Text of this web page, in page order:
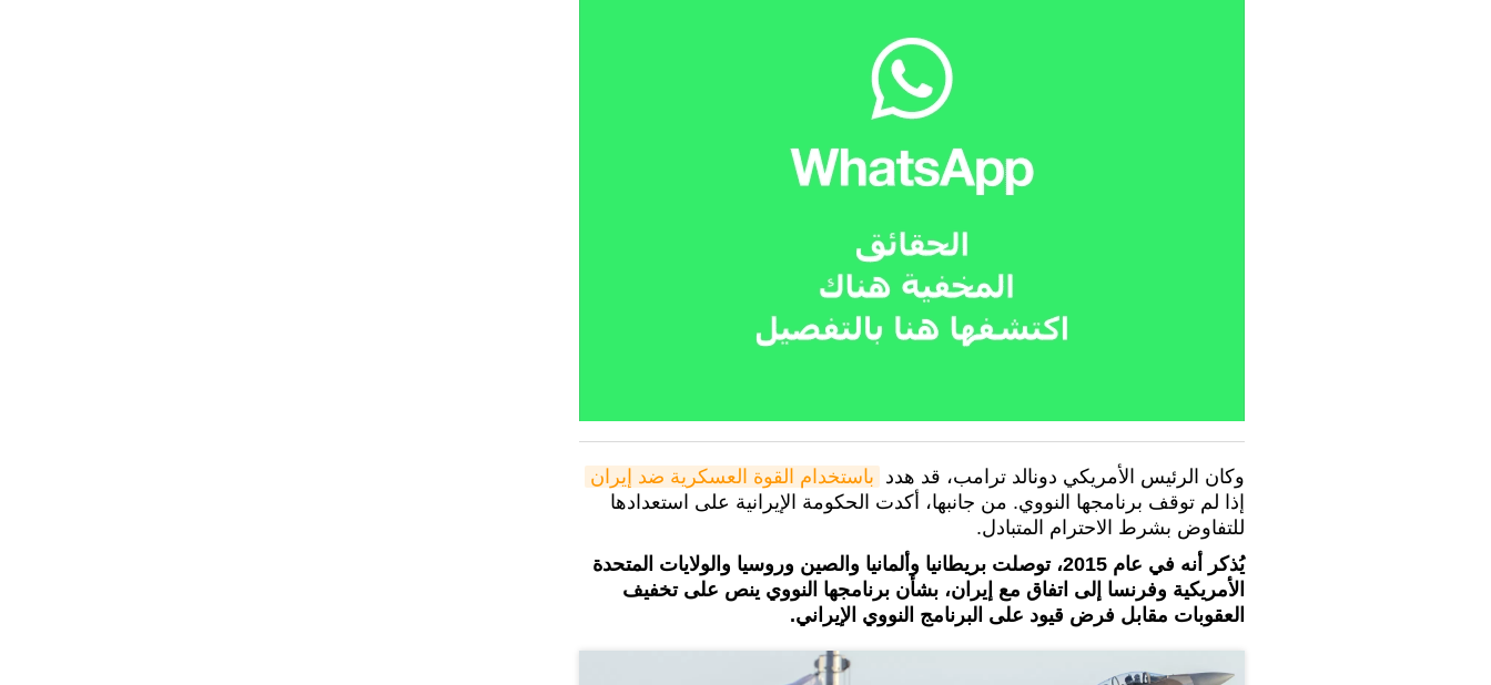
وكان الرئيس الأمريكي دونالد ترامب، قد هدد باستخدام القوة العسكرية ضد إيران
إذا لم توقف برنامجها النووي. من جانبها، أكدت الحكومة الإيرانية على استعدادها
للتفاوض بشرط الاحترام المتبادل.
يُذكر أنه في عام 2015، توصلت بريطانيا وألمانيا والصين وروسيا والولايات المتحدة
الأمريكية وفرنسا إلى اتفاق مع إيران، بشأن برنامجها النووي ينص على تخفيف
العقوبات مقابل فرض قيود على البرنامج النووي الإيراني.